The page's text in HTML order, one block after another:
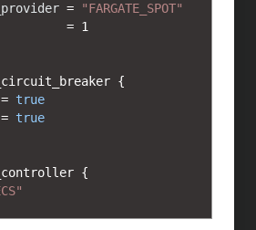
=
"FARGATE_SPOT"
= 1
{
= true
= true
{